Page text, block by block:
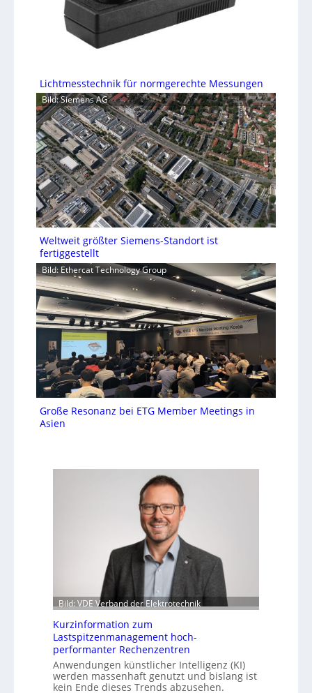
Lichtmesstechnik für normgerechte Messungen
Bild: Siemens AG
Weltweit größter Siemens-Standort ist
fertiggestellt
Bild: Ethercat Technology Group
Große Resonanz bei ETG Member Meetings in
Asien
Bild: VDE Verband der Elektrotechnik
Kurzinformation zum
Lastspitzenmanagement hoch-
performanter Rechenzentren
Anwendungen künstlicher Intelligenz (KI)
werden massenhaft genutzt und bislang ist
kein Ende dieses Trends abzusehen.